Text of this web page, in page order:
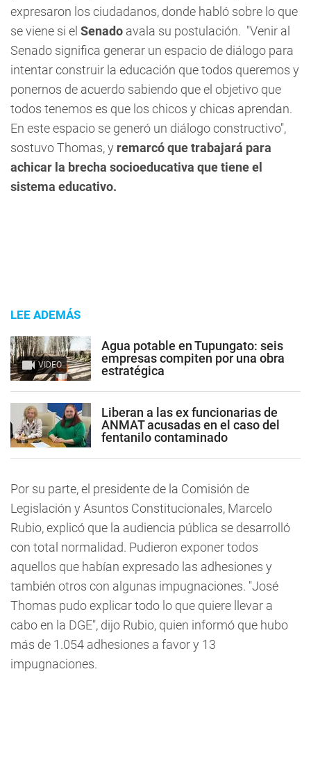
expresaron los ciudadanos, donde habló sobre lo que
se viene si el Senado avala su postulación. "Venir al
Senado significa generar un espacio de diálogo para
intentar construir la educación que todos queremos y
ponernos de acuerdo sabiendo que el objetivo que
todos tenemos es que los chicos y chicas aprendan.
En este espacio se generó un diálogo constructivo",
sostuvo Thomas, y remarcó que trabajará para
achicar la brecha socioeducativa que tiene el
sistema educativo.
LEE ADEMÁS
VIDEO
Agua potable en Tupungato: seis
empresas compiten por una obra
estratégica
Liberan a las ex funcionarias de
ANMAT acusadas en el caso del
fentanilo contaminado
Por su parte, el presidente de la Comisión de
Legislación y Asuntos Constitucionales, Marcelo
Rubio, explicó que la audiencia pública se desarrolló
con total normalidad. Pudieron exponer todos
aquellos que habían expresado las adhesiones y
también otros con algunas impugnaciones. "José
Thomas pudo explicar todo lo que quiere llevar a
cabo en la DGE", dijo Rubio, quien informó que hubo
más de 1.054 adhesiones a favor y 13
impugnaciones.